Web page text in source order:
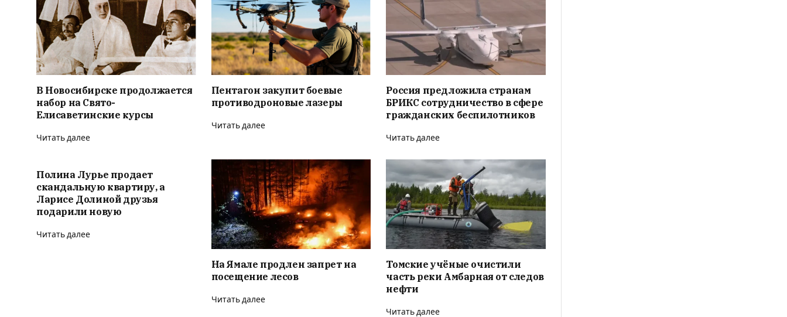
В Новосибирске продолжается
набор на Свято-
Елисаветинские курсы
Читать далее
Пентагон закупит боевые
противодроновые лазеры
Читать далее
Россия предложила странам
БРИКС сотрудничество в сфере
гражданских беспилотников
Читать далее
Полина Лурье продает
скандальную квартиру, а
Ларисе Долиной друзья
подарили новую
Читать далее
На Ямале продлен запрет на
посещение лесов
Читать далее
Томские учёные очистили
часть реки Амбарная от следов
нефти
Читать далее